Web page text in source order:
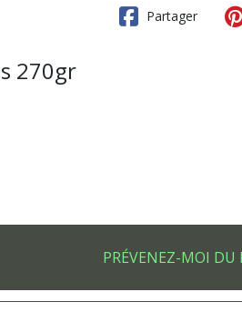
Partager
270gr
PRÉVENEZ-MOI DU